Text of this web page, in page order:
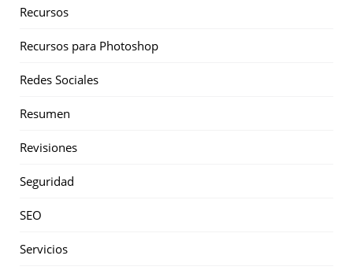
Recursos
Recursos para Photoshop
Redes Sociales
Resumen
Revisiones
Seguridad
SEO
Servicios